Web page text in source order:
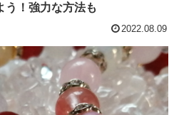
う！強力な方法も
2022.08.09